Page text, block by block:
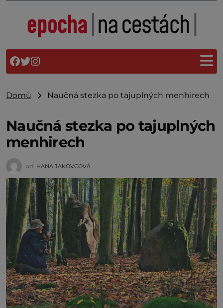
Domů Naučná stezka po tajuplných menhirech
Naučná stezka po tajuplných
menhirech
od HANA JAKOVCOVÁ